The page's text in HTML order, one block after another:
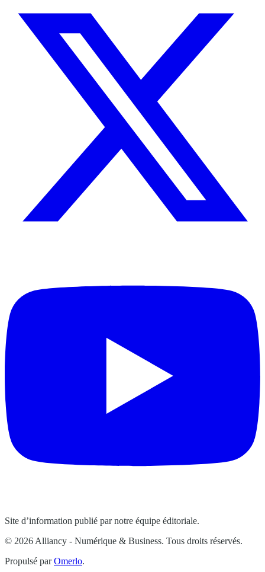
Site d’information publié par notre équipe éditoriale.
© 2026 Alliancy - Numérique & Business. Tous droits réservés.
Propulsé parOmerlo.